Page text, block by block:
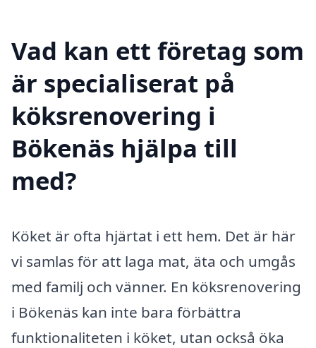
Vad kan ett företag som
är specialiserat på
köksrenovering i
Bökenäs hjälpa till
med?
Köket är ofta hjärtat i ett hem. Det är här
vi samlas för att laga mat, äta och umgås
med familj och vänner. En köksrenovering
i Bökenäs kan inte bara förbättra
funktionaliteten i köket, utan också öka